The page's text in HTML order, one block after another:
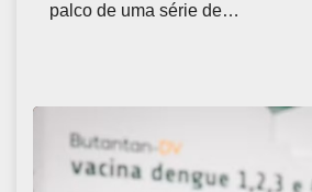
palco de uma série de…